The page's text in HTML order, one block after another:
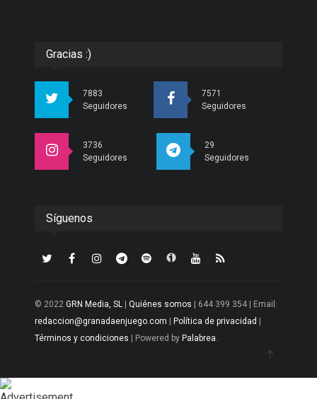
Gracias :)
7883
Seguidores
7571
Seguidores
3736
Seguidores
29
Seguidores
Síguenos
© 2022 GRN Media, SL Quiénes somos | 644 399 354 | Email:
redaccion@granadaenjuego.com
Política de privacidad
Términos y condiciones | Powered by Palabrea.